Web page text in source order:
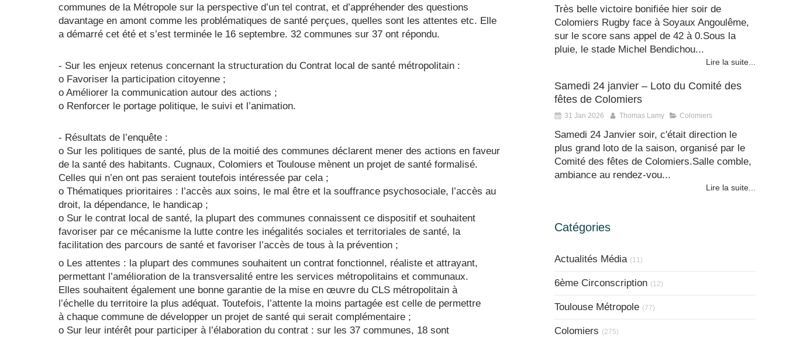
communes de la Métropole sur la perspective d’un tel contrat, et d’appréhender des questions
davantage en amont comme les problématiques de santé perçues, quelles sont les attentes etc. Elle
a démarré cet été et s’est terminée le 16 septembre. 32 communes sur 37 ont répondu.
- Sur les enjeux retenus concernant la structuration du Contrat local de santé métropolitain :
o Favoriser la participation citoyenne ;
o Améliorer la communication autour des actions ;
o Renforcer le portage politique, le suivi et l’animation.
- Résultats de l’enquête :
o Sur les politiques de santé, plus de la moitié des communes déclarent mener des actions en faveur
de la santé des habitants. Cugnaux, Colomiers et Toulouse mènent un projet de santé formalisé.
Celles qui n’en ont pas seraient toutefois intéressée par cela ;
o Thématiques prioritaires : l’accès aux soins, le mal être et la souffrance psychosociale, l’accès au
droit, la dépendance, le handicap ;
o Sur le contrat local de santé, la plupart des communes connaissent ce dispositif et souhaitent
favoriser par ce mécanisme la lutte contre les inégalités sociales et territoriales de santé, la
facilitation des parcours de santé et favoriser l’accès de tous à la prévention ;
o Les attentes : la plupart des communes souhaitent un contrat fonctionnel, réaliste et attrayant,
permettant l’amélioration de la transversalité entre les services métropolitains et communaux.
Elles souhaitent également une bonne garantie de la mise en œuvre du CLS métropolitain à
l’échelle du territoire la plus adéquat. Toutefois, l’attente la moins partagée est celle de permettre
à chaque commune de développer un projet de santé qui serait complémentaire ;
o Sur leur intérêt pour participer à l’élaboration du contrat : sur les 37 communes, 18 sont
Très belle victoire bonifiée hier soir de
Colomiers Rugby face à Soyaux Angoulême,
sur le score sans appel de 42 à 0.Sous la
pluie, le stade Michel Bendichou...
Lire la suite...
Samedi 24 janvier – Loto du Comité des
fêtes de Colomiers
31 Jan 2026 Thomas Lamy Colomiers
Samedi 24 Janvier soir, c'était direction le
plus grand loto de la saison, organisé par le
Comité des fêtes de Colomiers.Salle comble,
ambiance au rendez-vou...
Lire la suite...
Catégories
Actualités Média (11)
6ème Circonscription (12)
Toulouse Métropole (77)
Colomiers (275)